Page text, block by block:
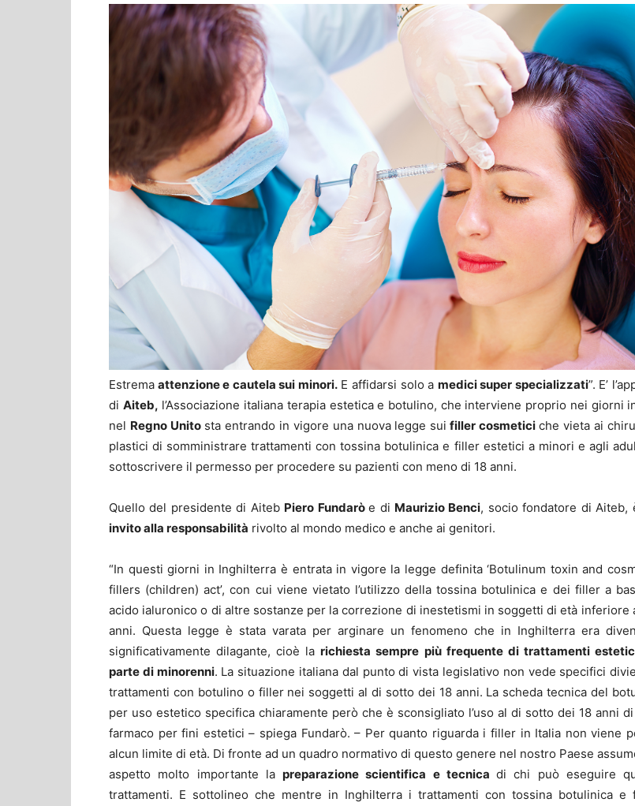
Estrema attenzione e cautela sui minori.E affidarsi solo a medici super specializzati”. E’
di Aiteb, l’Associazione italiana terapia estetica e botulino, che interviene proprio nei giorni
nel Regno Unito sta entrando in vigore una nuova legge sui filler cosmeticiche vieta ai
plastici di somministrare trattamenti con tossina botulinica e filler estetici a minori e agli
sottoscrivere il permesso per procedere su pazienti con meno di 18 anni.
Quello del presidente di Aiteb Piero Fundaròe di Maurizio Benci, socio fondatore di Aiteb,
invito alla responsabilità rivolto al mondo medico e anche ai genitori.
“In questi giorni in Inghilterra è entrata in vigore la legge definita ‘Botulinum toxin and
fillers (children) act’, con cui viene vietato l’utilizzo della tossina botulinica e dei filler a
acido ialuronico o di altre sostanze per la correzione di inestetismi in soggetti di età inferiore
anni. Questa legge è stata varata per arginare un fenomeno che in Inghilterra era
significativamente dilagante, cioè larichiesta sempre più frequente di trattamenti
parte di minorenni. La situazione italiana dal punto di vista legislativo non vede specifici
trattamenti con botulino o filler nei soggetti al di sotto dei 18 anni. La scheda tecnica del
per uso estetico specifica chiaramente però che è sconsigliato l’uso al di sotto dei 18 anni
farmaco per fini estetici – spiega Fundarò. – Per quanto riguarda i filler in Italia non viene
alcun limite di età. Di fronte ad un quadro normativo di questo genere nel nostro Paese
aspetto molto importante la preparazione scientifica e tecnica di chi può eseguire
trattamenti. E sottolineo che mentre in Inghilterra i trattamenti con tossina botulinica e